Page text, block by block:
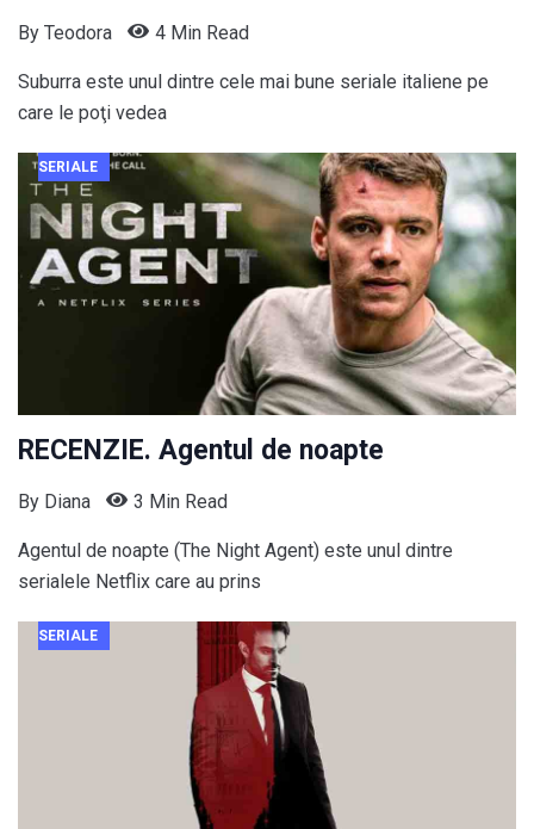
By Teodora 4 Min Read
Suburra este unul dintre cele mai bune seriale italiene pe
care le poţi vedea
SERIALE
RECENZIE. Agentul de noapte
By Diana 3 Min Read
Agentul de noapte (The Night Agent) este unul dintre
serialele Netflix care au prins
SERIALE